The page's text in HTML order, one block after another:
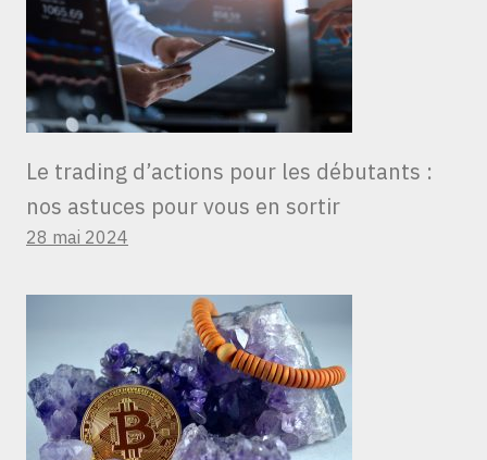
Le trading d’actions pour les débutants :
nos astuces pour vous en sortir
28 mai 2024